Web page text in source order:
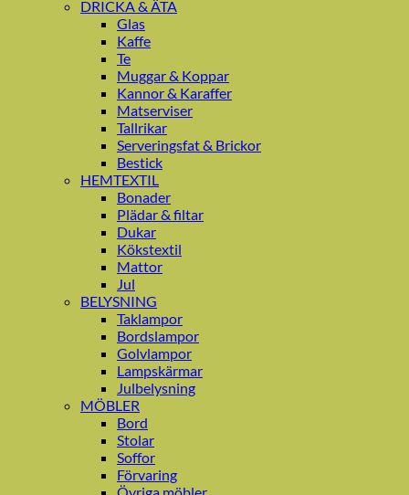
DRICKA & ÄTA
Glas
Kaffe
Te
Muggar & Koppar
Kannor & Karaffer
Matserviser
Tallrikar
Serveringsfat & Brickor
Bestick
HEMTEXTIL
Bonader
Plädar & filtar
Dukar
Kökstextil
Mattor
Jul
BELYSNING
Taklampor
Bordslampor
Golvlampor
Lampskärmar
Julbelysning
MÖBLER
Bord
Stolar
Soffor
Förvaring